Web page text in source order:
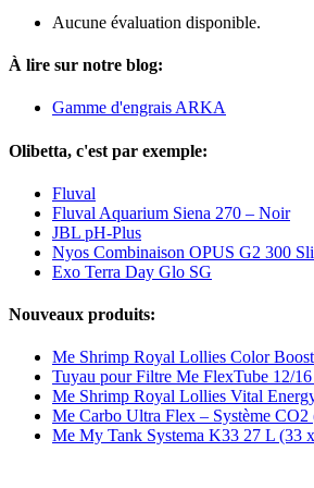
Aucune évaluation disponible.
À lire sur notre blog:
Gamme d'engrais ARKA
Olibetta, c'est par exemple:
Fluval
Fluval Aquarium Siena 270 – Noir
JBL pH-Plus
Nyos Combinaison OPUS G2 300
Exo Terra Day Glo SG
Nouveaux produits:
Me Shrimp Royal Lollies Color Boost
Tuyau pour Filtre Me FlexTube 12/
Me Shrimp Royal Lollies Vital
Me Carbo Ultra Flex – Système CO2
Me My Tank Systema K33 27 L (33